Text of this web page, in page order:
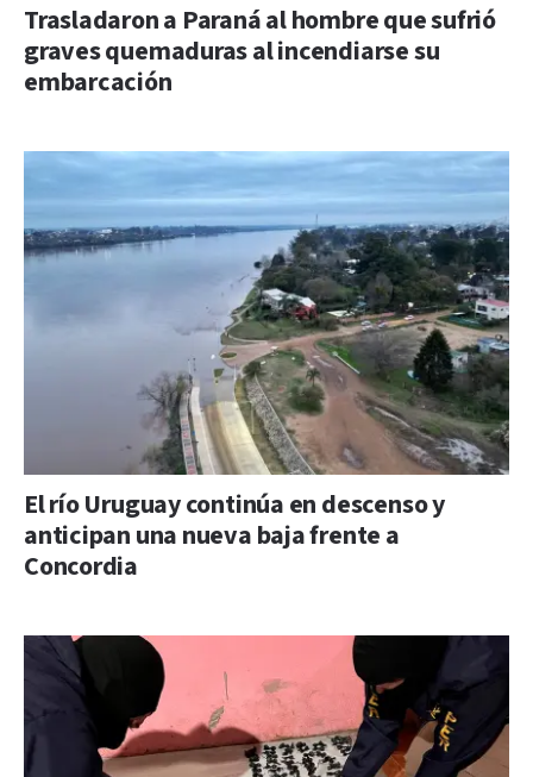
Trasladaron a Paraná al hombre que sufrió
graves quemaduras al incendiarse su
embarcación
El río Uruguay continúa en descenso y
anticipan una nueva baja frente a
Concordia